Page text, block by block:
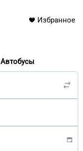
Избранное
Автобусы